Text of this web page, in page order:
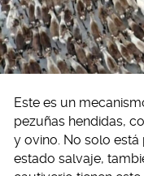
Este es un
pezuñas hendidas,
y ovino. No solo está
estado salvaje,